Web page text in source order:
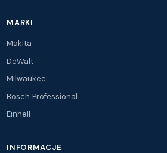
MARKI
Makita
DeWalt
Milwaukee
Bosch Professional
Einhell
INFORMACJE